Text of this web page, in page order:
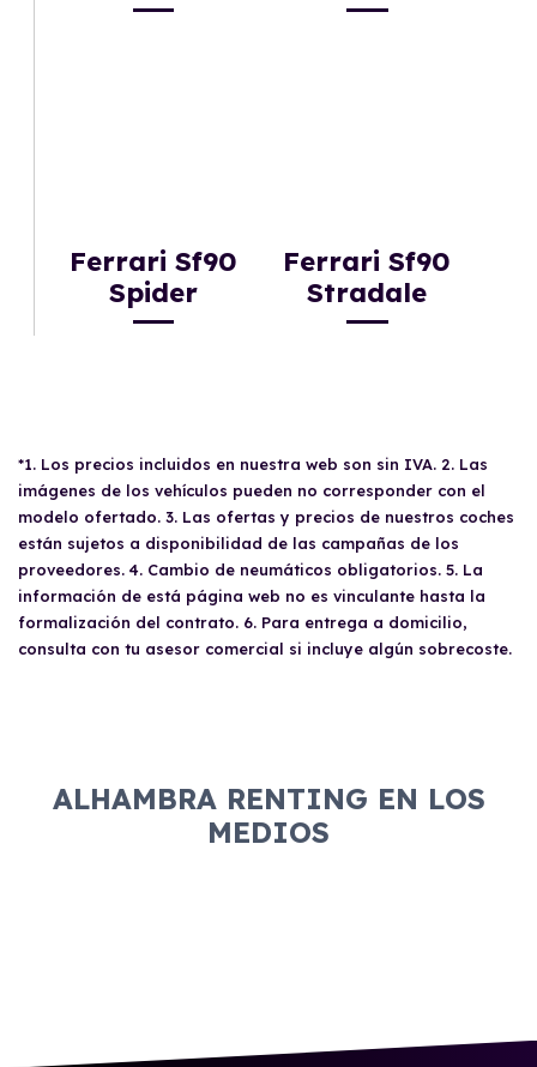
Ferrari Sf90
Spider
Ferrari Sf90
Stradale
*1. Los precios incluidos en nuestra web son sin IVA. 2. Las
imágenes de los vehículos pueden no corresponder con el
modelo ofertado. 3. Las ofertas y precios de nuestros coches
están sujetos a disponibilidad de las campañas de los
proveedores. 4. Cambio de neumáticos obligatorios. 5. La
información de está página web no es vinculante hasta la
formalización del contrato. 6. Para entrega a domicilio,
consulta con tu asesor comercial si incluye algún sobrecoste.
ALHAMBRA RENTING EN LOS
MEDIOS